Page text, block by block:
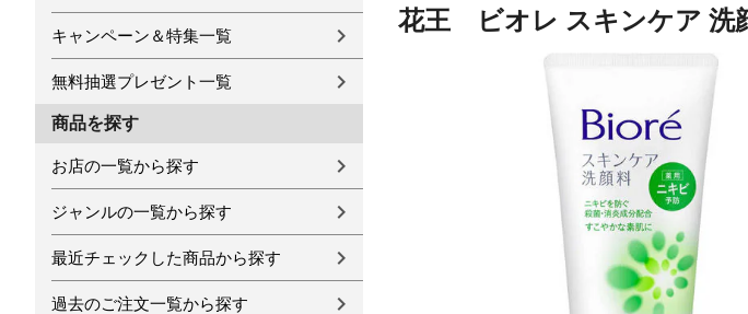
キャンペーン＆特集一覧
無料抽選プレゼント一覧
商品を探す
お店の一覧から探す
ジャンルの一覧から探す
最近チェックした商品から探す
過去のご注文一覧から探す
花王 ビオレ スキンケア 洗